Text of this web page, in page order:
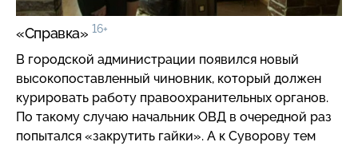
«Справка» 16+
В городской администрации появился новый
высокопоставленный чиновник, который должен
курировать работу правоохранительных органов.
По такому случаю начальник ОВД в очередной раз
попытался «закрутить гайки». А к Суворову тем